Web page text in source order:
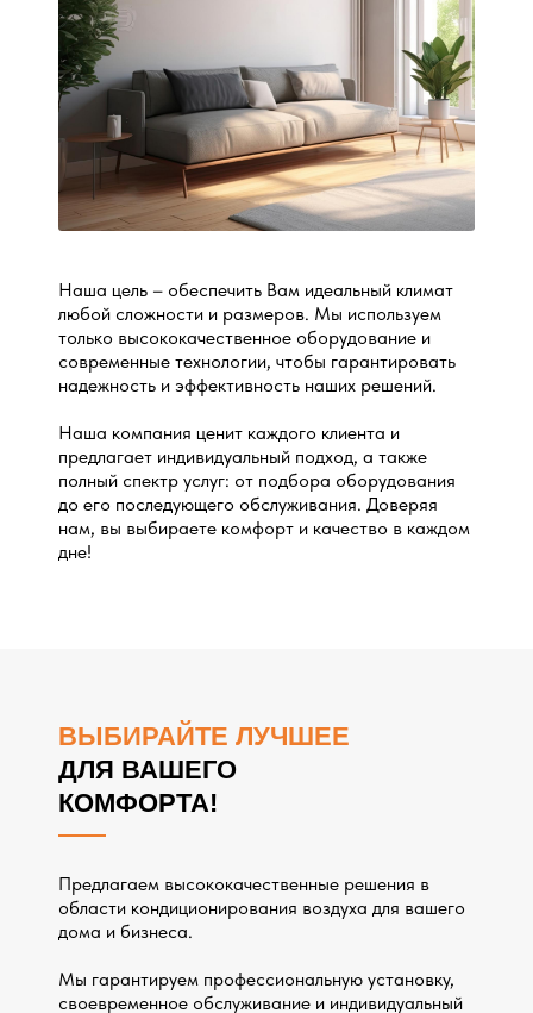
Наша цель – обеспечить Вам идеальный климат
любой сложности и размеров. Мы используем
только высококачественное оборудование и
современные технологии, чтобы гарантировать
надежность и эффективность наших решений.
Наша компания ценит каждого клиента и
предлагает индивидуальный подход, а также
полный спектр услуг: от подбора оборудования
до его последующего обслуживания. Доверяя
нам, вы выбираете комфорт и качество в каждом
дне!
ВЫБИРАЙТЕ ЛУЧШЕЕ
ДЛЯ ВАШЕГО
КОМФОРТА!
Предлагаем высококачественные решения в
области кондиционирования воздуха для вашего
дома и бизнеса.
Мы гарантируем профессиональную установку,
своевременное обслуживание и индивидуальный